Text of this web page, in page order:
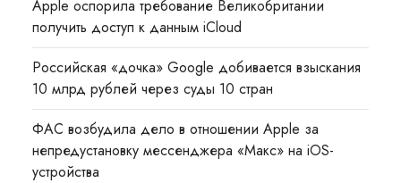
Apple оспорила требование Великобритании
получить доступ к данным iCloud
Российская «дочка» Google добивается взыскания
10 млрд рублей через суды 10 стран
ФАС возбудила дело в отношении Apple за
непредустановку мессенджера «Макс» на iOS-
устройства